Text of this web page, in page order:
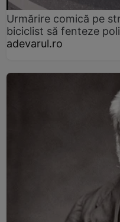
Urmărire comică pe
biciclist să fenteze
adevarul.ro